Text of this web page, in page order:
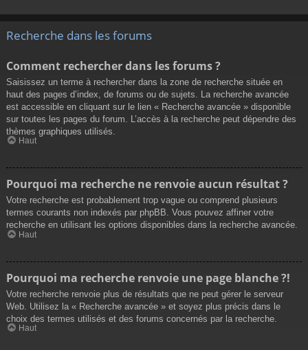
Recherche dans les forums
Comment rechercher dans les forums ?
Saisissez un terme à rechercher dans la zone de recherche située en
haut des pages d’index, de forums ou de sujets. La recherche avancée
est accessible en cliquant sur le lien « Recherche avancée » disponible
sur toutes les pages du forum. L’accès à la recherche peut dépendre des
thèmes graphiques utilisés.
Haut
Pourquoi ma recherche ne renvoie aucun résultat ?
Votre recherche est probablement trop vague ou comprend plusieurs
termes courants non indexés par phpBB. Vous pouvez affiner votre
recherche en utilisant les options disponibles dans la recherche avancée.
Haut
Pourquoi ma recherche renvoie une page blanche ?!
Votre recherche renvoie plus de résultats que ne peut gérer le serveur
Web. Utilisez la « Recherche avancée » et soyez plus précis dans le
choix des termes utilisés et des forums concernés par la recherche.
Haut